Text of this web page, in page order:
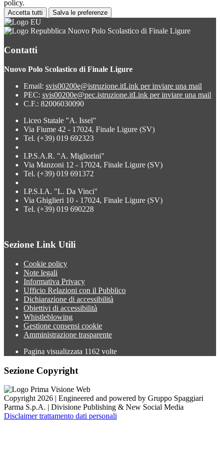
policy.
Accetta tutti Salva le preferenze
Nuovo Polo Scolastico di Finale Ligure
Contatti
Nuovo Polo Scolastico di Finale Ligure
Email: svis00200e@istruzione.itLink per inviare una mail
PEC: svis00200e@pec.istruzione.itLink per inviare una mail
C.F.: 82006030090
Liceo Statale "A. Issel"
Via Fiume 42 - 17024, Finale Ligure (SV)
Tel. (+39) 019 692323
I.P.S.A.R. "A. Migliorini"
Via Manzoni 12 - 17024, Finale Ligure (SV)
Tel. (+39) 019 691372
I.P.S.I.A. "L. Da Vinci"
Via Ghiglieri 10 - 17024, Finale Ligure (SV)
Tel. (+39) 019 690228
Sezione Link Utili
Cookie policy
Note legali
Informativa Privacy
Ufficio Relazioni con il Pubblico
Dichiarazione di accessibilità
Obiettivi di accessibilità
Whistleblowing
Gestione consensi cookie
Amministrazione trasparente
Pagina visualizzata 1162 volte
Sezione Copyright
Copyright 2026 | Engineered and powered by Gruppo Spaggiari
Parma S.p.A. | Divisione Publishing & New Social Media
Disclaimer trattamento dati personali